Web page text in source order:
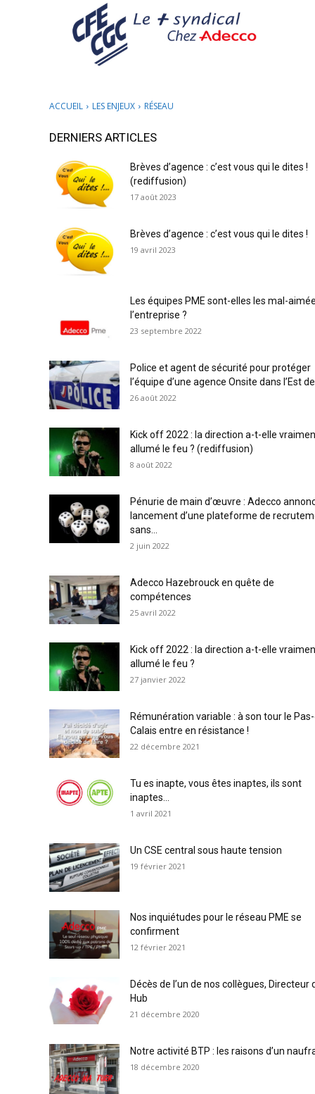
ACCUEIL LES ENJEUX RÉSEAU
DERNIERS ARTICLES
Brèves d’agence : c’est vous qui le dites !
(rediffusion)
17 août 2023
Brèves d’agence : c’est vous qui le dites !
19 avril 2023
Les équipes PME sont-elles les mal-
l’entreprise ?
23 septembre 2022
Police et agent de sécurité pour protéger
l’équipe d’une agence Onsite dans l’Est
26 août 2022
Kick off 2022 : la direction a-t-elle
allumé le feu ? (rediffusion)
8 août 2022
Pénurie de main d’œuvre : Adecco
lancement d’une plateforme de
sans...
2 juin 2022
Adecco Hazebrouck en quête de
compétences
25 avril 2022
Kick off 2022 : la direction a-t-elle
allumé le feu ?
27 janvier 2022
Rémunération variable : à son tour le
Calais entre en résistance !
22 décembre 2021
Tu es inapte, vous êtes inaptes, ils sont
inaptes…
1 avril 2021
Un CSE central sous haute tension
19 février 2021
Nos inquiétudes pour le réseau PME se
confirment
12 février 2021
Décès de l’un de nos collègues, Directeur
Hub
21 décembre 2020
Notre activité BTP : les raisons d’un
18 décembre 2020